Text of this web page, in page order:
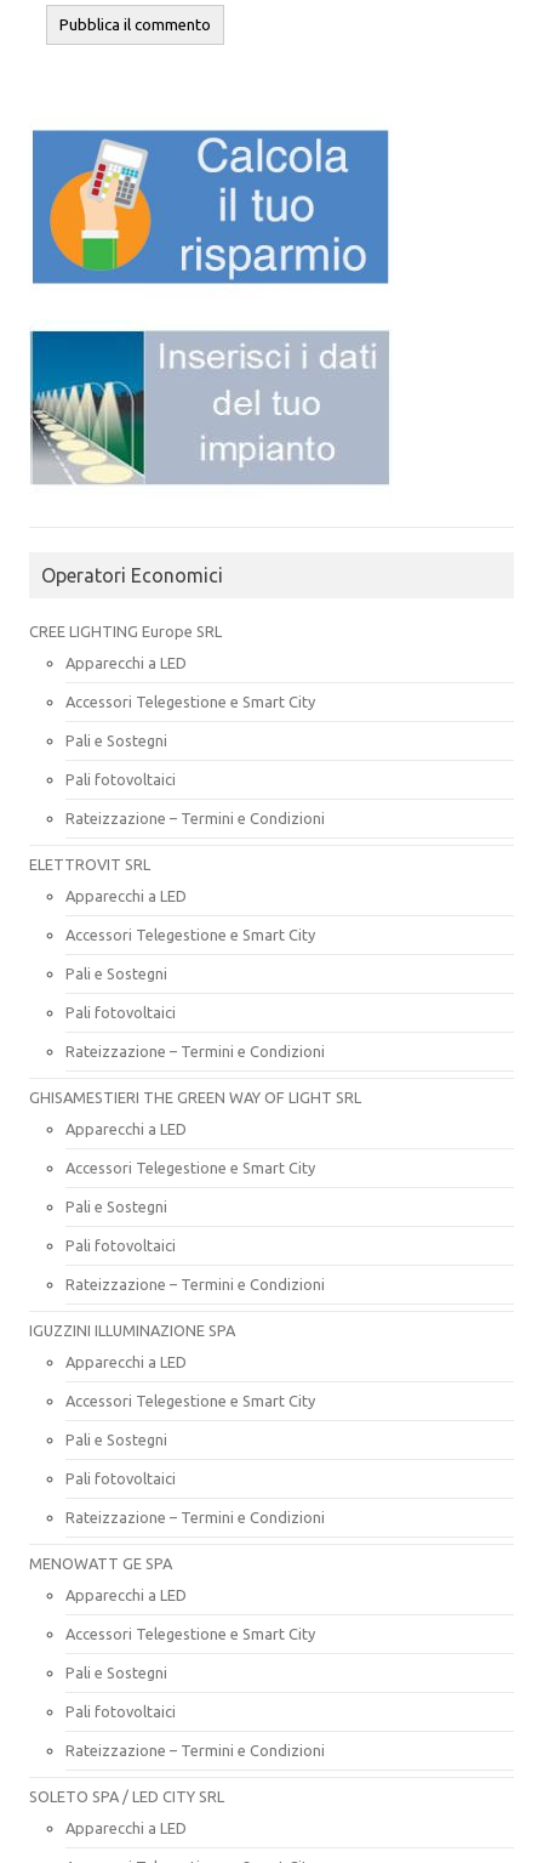
Operatori Economici
CREE LIGHTING Europe SRL
Apparecchi a LED
Accessori Telegestione e Smart City
Pali e Sostegni
Pali fotovoltaici
Rateizzazione – Termini e Condizioni
ELETTROVIT SRL
Apparecchi a LED
Accessori Telegestione e Smart City
Pali e Sostegni
Pali fotovoltaici
Rateizzazione – Termini e Condizioni
GHISAMESTIERI THE GREEN WAY OF LIGHT SRL
Apparecchi a LED
Accessori Telegestione e Smart City
Pali e Sostegni
Pali fotovoltaici
Rateizzazione – Termini e Condizioni
IGUZZINI ILLUMINAZIONE SPA
Apparecchi a LED
Accessori Telegestione e Smart City
Pali e Sostegni
Pali fotovoltaici
Rateizzazione – Termini e Condizioni
MENOWATT GE SPA
Apparecchi a LED
Accessori Telegestione e Smart City
Pali e Sostegni
Pali fotovoltaici
Rateizzazione – Termini e Condizioni
SOLETO SPA / LED CITY SRL
Apparecchi a LED